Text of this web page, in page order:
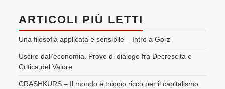
ARTICOLI PIÙ LETTI
Una filosofia applicata e sensibile – Intro a Gorz
Uscire dall’economia. Prove di dialogo fra Decrescita e
Critica del Valore
CRASHKURS – Il mondo è troppo ricco per il capitalismo